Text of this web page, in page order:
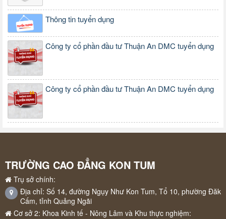
Thông tin tuyển dụng
Công ty cổ phần đầu tư Thuận An DMC tuyển dụng
Công ty cổ phần đầu tư Thuận An DMC tuyển dụng
TRƯỜNG CAO ĐẲNG KON TUM
Trụ sở chính:
Địa chỉ: Số 14, đường Ngụy Như Kon Tum, Tổ 10, phường Đăk
Cấm, tỉnh Quảng Ngãi
Cơ sở 2: Khoa Kinh tế - Nông Lâm và Khu thực nghiệm: